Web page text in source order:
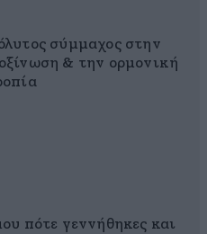
σύμμαχος στην
& την ορμονική
πότε γεννήθηκες και